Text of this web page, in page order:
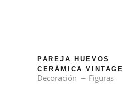
PAREJA HUEVOS
CERÁMICA VINTAGE
Decoración Figuras